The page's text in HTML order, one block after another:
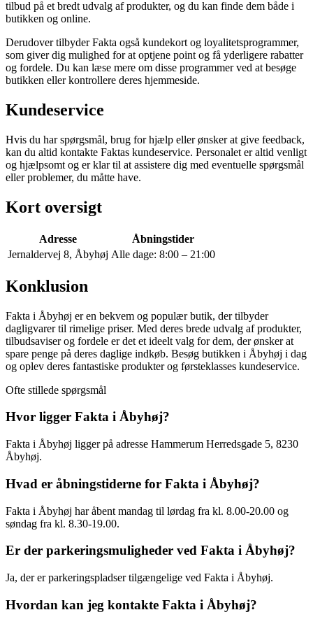
tilbud på et bredt udvalg af produkter, og du kan finde dem både i
butikken og online.
Derudover tilbyder Fakta også kundekort og loyalitetsprogrammer,
som giver dig mulighed for at optjene point og få yderligere rabatter
og fordele. Du kan læse mere om disse programmer ved at besøge
butikken eller kontrollere deres hjemmeside.
Kundeservice
Hvis du har spørgsmål, brug for hjælp eller ønsker at give feedback,
kan du altid kontakte Faktas kundeservice. Personalet er altid venligt
og hjælpsomt og er klar til at assistere dig med eventuelle spørgsmål
eller problemer, du måtte have.
Kort oversigt
Adresse
Åbningstider
Jernaldervej 8, Åbyhøj Alle dage: 8:00 – 21:00
Konklusion
Fakta i Åbyhøj er en bekvem og populær butik, der tilbyder
dagligvarer til rimelige priser. Med deres brede udvalg af produkter,
tilbudsaviser og fordele er det et ideelt valg for dem, der ønsker at
spare penge på deres daglige indkøb. Besøg butikken i Åbyhøj i dag
og oplev deres fantastiske produkter og førsteklasses kundeservice.
Ofte stillede spørgsmål
Hvor ligger Fakta i Åbyhøj?
Fakta i Åbyhøj ligger på adresse Hammerum Herredsgade 5, 8230
Åbyhøj.
Hvad er åbningstiderne for Fakta i Åbyhøj?
Fakta i Åbyhøj har åbent mandag til lørdag fra kl. 8.00-20.00 og
søndag fra kl. 8.30-19.00.
Er der parkeringsmuligheder ved Fakta i Åbyhøj?
Ja, der er parkeringspladser tilgængelige ved Fakta i Åbyhøj.
Hvordan kan jeg kontakte Fakta i Åbyhøj?